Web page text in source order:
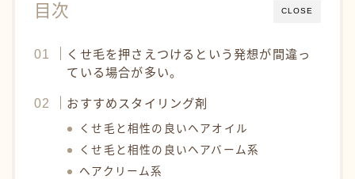
CLOSE
目次
くせ毛を押さえつけるという発想が間違っ
ている場合が多い。
おすすめスタイリング剤
くせ毛と相性の良いヘアオイル
くせ毛と相性の良いヘアバーム系
ヘアクリーム系